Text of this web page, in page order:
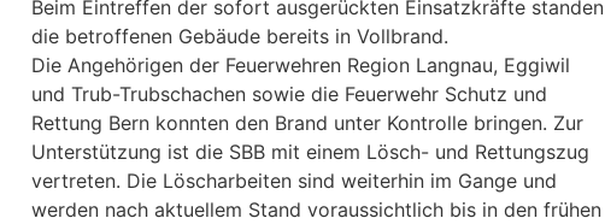
Beim Eintreffen der sofort ausgerückten Einsatzkräfte standen
die betroffenen Gebäude bereits in Vollbrand.
Die Angehörigen der Feuerwehren Region Langnau, Eggiwil
und Trub-Trubschachen sowie die Feuerwehr Schutz und
Rettung Bern konnten den Brand unter Kontrolle bringen. Zur
Unterstützung ist die SBB mit einem Lösch- und Rettungszug
vertreten. Die Löscharbeiten sind weiterhin im Gange und
werden nach aktuellem Stand voraussichtlich bis in den frühen